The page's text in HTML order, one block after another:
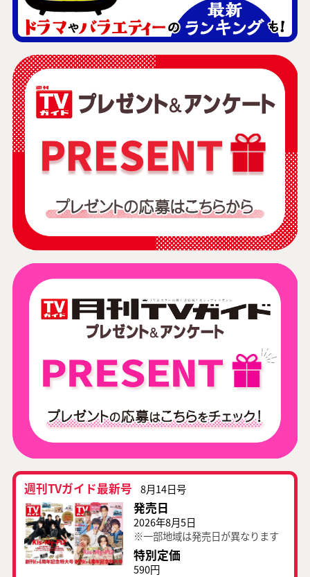
週刊TVガイド最新号 8月14日号
発売日
2026年8月5日
※一部地域は発売日が異なります
特別定価
590円